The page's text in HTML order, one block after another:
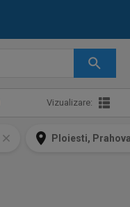
Vizualizare:
Ploiesti,